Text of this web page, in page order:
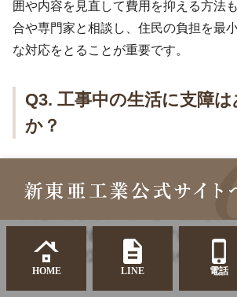
囲や内容を見直して費用を抑える方法
合や専門家と相談し、住民の負担を最
な対応をとることが重要です。
Q3. 工事中の生活に支障
か？
生活への影響が避けられません。ただ
で、影響をできるだけ軽減する努力が
説明会などで工事の内容やスケジュー
安心です。
HOME LINE 電話